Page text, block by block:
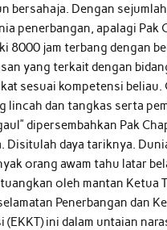
bersahaja. Dengan
penerbangan, apalagi Pak
8000 jam terbang dengan
yang terkait dengan
sesuai kompetensi beliau.
lincah dan tangkas serta
dipersembahkan Pak
Disitulah daya tariknya.
orang awam tahu latar
oleh mantan Ketua
Penerbangan dan
ini dalam untaian